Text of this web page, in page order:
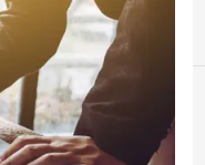
C
Cloud